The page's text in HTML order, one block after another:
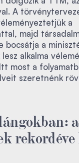
A
a
majd
bocsátja a
alkalma
most a
szeretnénk